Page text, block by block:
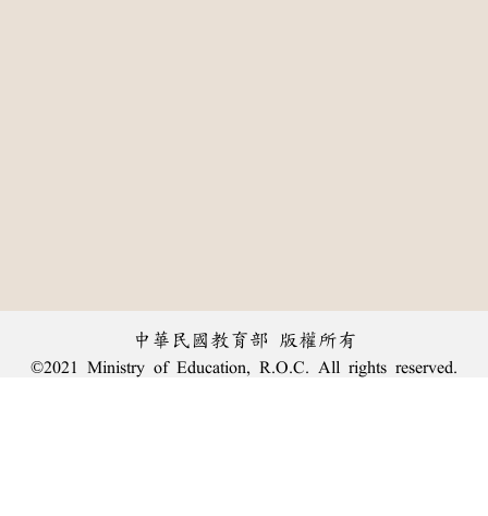
中華民國教育部 版權所有
©2021 Ministry of Education, R.O.C. All rights reserved.